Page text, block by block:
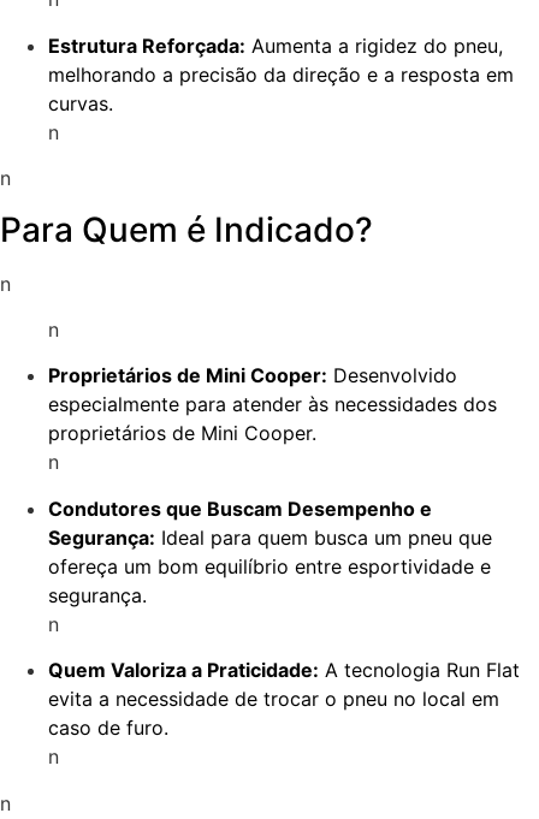
Estrutura Reforçada: Aumenta a rigidez do pneu,
melhorando a precisão da direção e a resposta em
curvas.
n
n
Para Quem é Indicado?
n
n
Proprietários de Mini Cooper: Desenvolvido
especialmente para atender às necessidades dos
proprietários de Mini Cooper.
n
Condutores que Buscam Desempenho e
Segurança: Ideal para quem busca um pneu que
ofereça um bom equilíbrio entre esportividade e
segurança.
n
Quem Valoriza a Praticidade: A tecnologia Run Flat
evita a necessidade de trocar o pneu no local em
caso de furo.
n
n